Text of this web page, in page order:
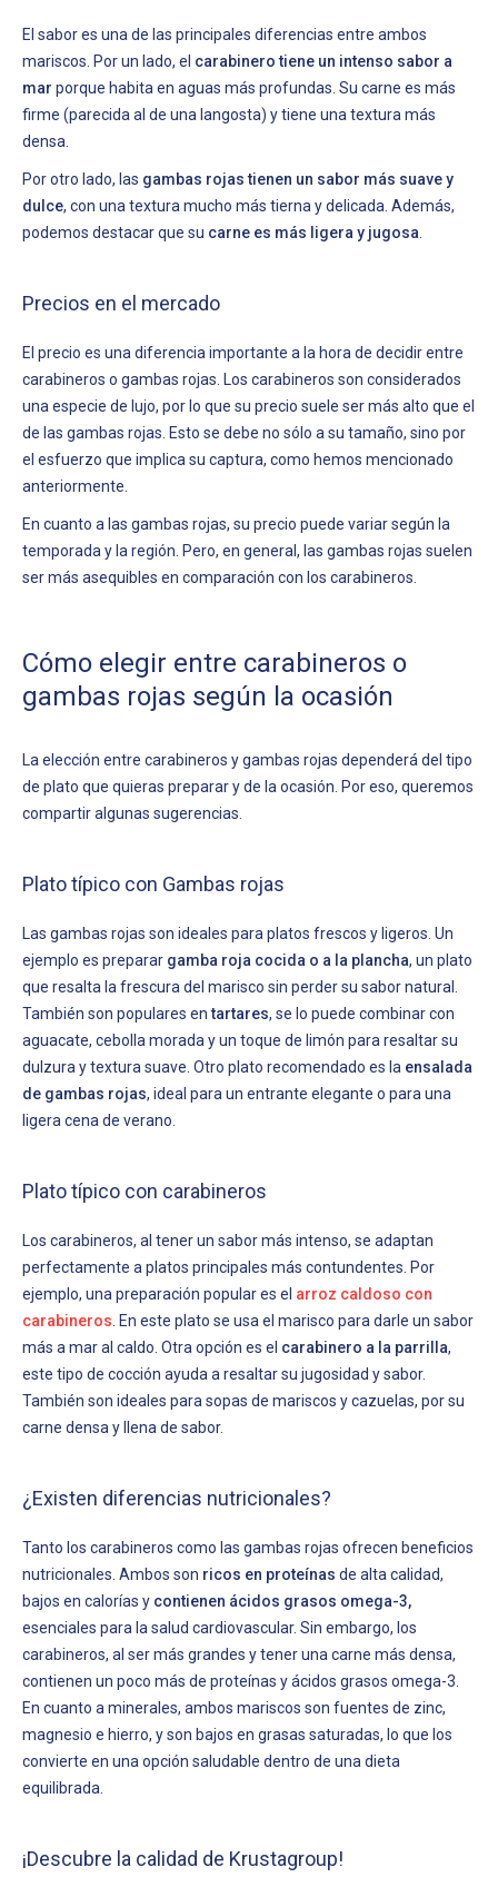
El sabor es una de las principales diferencias entre ambos
mariscos. Por un lado, el carabinero tiene un intenso sabor a
mar porque habita en aguas más profundas. Su carne es más
firme (parecida al de una langosta) y tiene una textura más
densa.
Por otro lado, las gambas rojas tienen un sabor más suave y
dulce, con una textura mucho más tierna y delicada. Además,
podemos destacar que su carne es más ligera y jugosa
Precios en el mercado
El precio es una diferencia importante a la hora de decidir entre
carabineros o gambas rojas. Los carabineros son considerados
una especie de lujo, por lo que su precio suele ser más alto que el
de las gambas rojas. Esto se debe no sólo a su tamaño, sino por
el esfuerzo que implica su captura, como hemos mencionado
anteriormente.
En cuanto a las gambas rojas, su precio puede variar según la
temporada y la región. Pero, en general, las gambas rojas suelen
ser más asequibles en comparación con los carabineros.
Cómo elegir entre carabineros o
gambas rojas según la ocasión
La elección entre carabineros y gambas rojas dependerá del tipo
de plato que quieras preparar y de la ocasión. Por eso, queremos
compartir algunas sugerencias.
Plato típico con Gambas rojas
Las gambas rojas son ideales para platos frescos y ligeros. Un
ejemplo es preparar gamba roja cocida o a la plancha, un plato
que resalta la frescura del marisco sin perder su sabor natural.
También son populares entartares, se lo puede combinar con
aguacate, cebolla morada y un toque de limón para resaltar su
dulzura y textura suave. Otro plato recomendado es la ensalada
de gambas rojas, ideal para un entrante elegante o para una
ligera cena de verano.
Plato típico con carabineros
Los carabineros, al tener un sabor más intenso, se adaptan
perfectamente a platos principales más contundentes. Por
ejemplo, una preparación popular es el arroz caldoso con
carabineros . En este plato se usa el marisco para darle un sabor
más a mar al caldo. Otra opción es el carabinero a la parrilla,
este tipo de cocción ayuda a resaltar su jugosidad y sabor.
También son ideales para sopas de mariscos y cazuelas, por su
carne densa y llena de sabor.
¿Existen diferencias nutricionales?
Tanto los carabineros como las gambas rojas ofrecen beneficios
nutricionales. Ambos son ricos en proteínas de alta calidad,
bajos en calorías y contienen ácidos grasos omega-3,
esenciales para la salud cardiovascular. Sin embargo, los
carabineros, al ser más grandes y tener una carne más densa,
contienen un poco más de proteínas y ácidos grasos omega-3.
En cuanto a minerales, ambos mariscos son fuentes de zinc,
magnesio e hierro, y son bajos en grasas saturadas, lo que los
convierte en una opción saludable dentro de una dieta
equilibrada.
¡Descubre la calidad de Krustagroup!